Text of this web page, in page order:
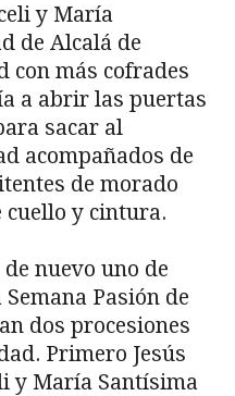
y María
de Alcalá de
con más cofrades
a abrir las puertas
sacar al
acompañados de
de morado
cuello y cintura.
nuevo uno de
Pasión de
dos procesiones
Primero Jesús
y María Santísima